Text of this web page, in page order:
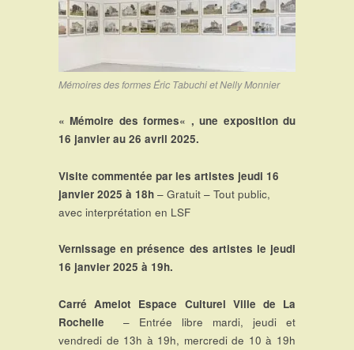
Mémoires des formes Éric Tabuchi et Nelly Monnier
« Mémoire des formes« , une exposition du
16 janvier au 26 avril 2025.
Visite commentée par les artistes jeudi 16
janvier 2025 à 18h – Gratuit – Tout public,
avec interprétation en LSF
Vernissage en présence des artistes le jeudi
16 janvier 2025 à 19h.
Carré Amelot Espace Culturel Ville de La
Rochelle – Entrée libre mardi, jeudi et
vendredi de 13h à 19h, mercredi de 10 à 19h